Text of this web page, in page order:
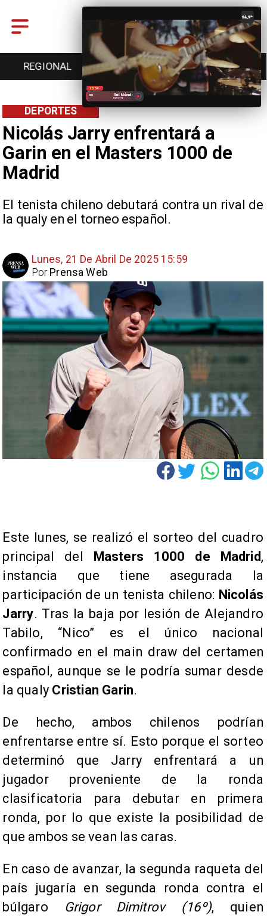
ENTRETENCIÓN DEPORTES CULTURA
Nicolás Jarry enfrentará a
Garin en el Masters 1000 de
Madrid
El tenista chileno debutará contra un rival de
la qualy en el torneo español.
DEPORTES
Lunes, 21 De Abril De 2025 15:59
Prensa Web
Por
Este lunes, se realizó el sorteo del cuadro
principal del
Masters 1000 de Madrid,
instancia que tiene asegurada la
participación de un tenista chileno: Nicolás
Jarry. Tras la baja por lesión de Alejandro
Tabilo, “Nico” es el único nacional
confirmado en el main draw del certamen
español, aunque se le podría sumar desde
la qualy Cristian Garin.
De hecho, ambos chilenos podrían
enfrentarse entre sí. Esto porque el sorteo
determinó que Jarry enfrentará a un
jugador proveniente de la ronda
clasificatoria para debutar en primera
ronda, por lo que existe la posibilidad de
que ambos se vean las caras.
En caso de avanzar, la segunda raqueta del
país jugaría en segunda ronda contra el
búlgaro Grigor Dimitrov (16º), quien